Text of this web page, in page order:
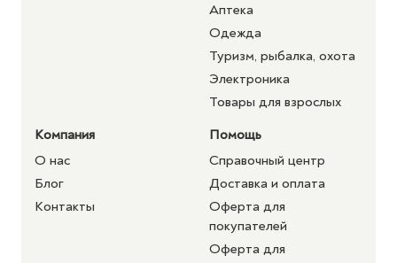
Аптека
Одежда
Туризм, рыбалка, охота
Электроника
Товары для взрослых
Компания
О нас
Блог
Контакты
Помощь
Справочный центр
Доставка и оплата
Оферта для
покупателей
Оферта для